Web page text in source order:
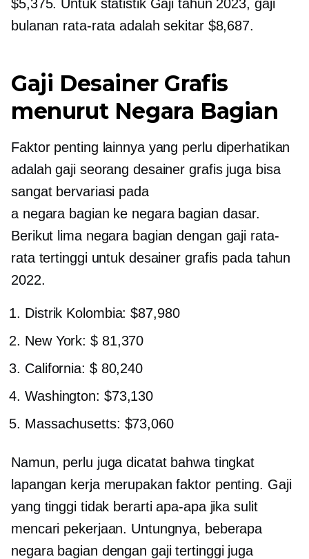
$5,375. Untuk statistik Gaji tahun 2023, gaji
bulanan rata-rata adalah sekitar $8,687.
Gaji Desainer Grafis
menurut Negara Bagian
Faktor penting lainnya yang perlu diperhatikan
adalah gaji seorang desainer grafis juga bisa
sangat bervariasi pada
a negara bagian ke negara bagian dasar.
Berikut lima negara bagian dengan gaji rata-
rata tertinggi untuk desainer grafis pada tahun
2022.
Distrik Kolombia: $87,980
New York: $ 81,370
California: $ 80,240
Washington: $73,130
Massachusetts: $73,060
Namun, perlu juga dicatat bahwa tingkat
lapangan kerja merupakan faktor penting. Gaji
yang tinggi tidak berarti apa-apa jika sulit
mencari pekerjaan. Untungnya, beberapa
negara bagian dengan gaji tertinggi juga